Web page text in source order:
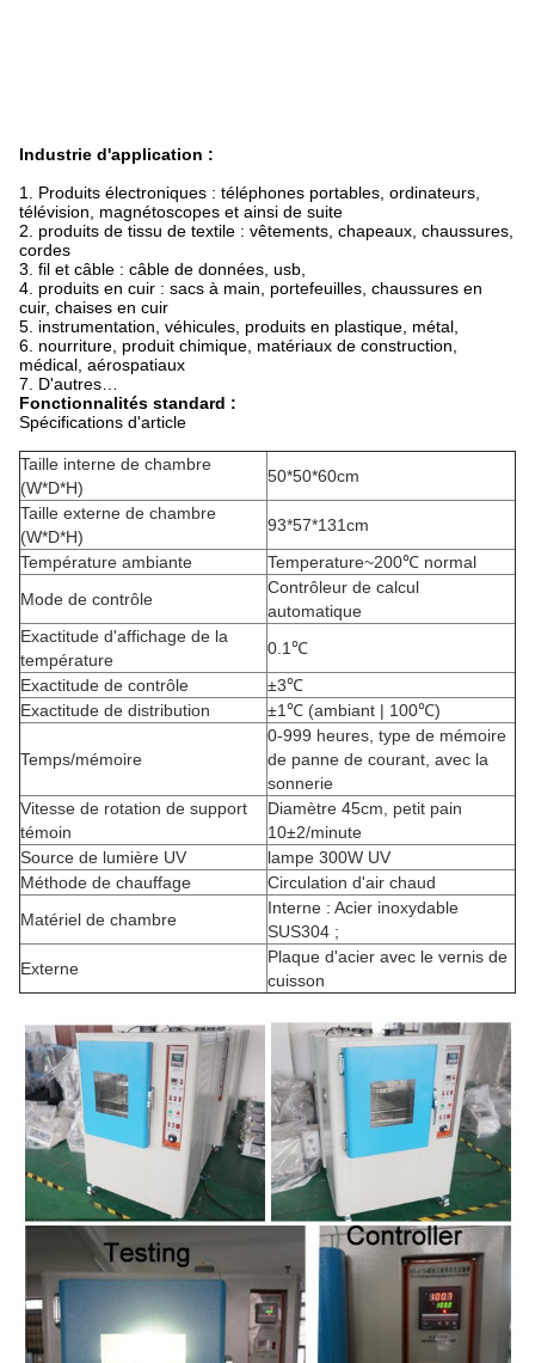
Industrie d'application :
1. Produits électroniques : téléphones portables, ordinateurs,
télévision, magnétoscopes et ainsi de suite
2. produits de tissu de textile : vêtements, chapeaux, chaussures,
cordes
3. fil et câble : câble de données, usb,
4. produits en cuir : sacs à main, portefeuilles, chaussures en
cuir, chaises en cuir
5. instrumentation, véhicules, produits en plastique, métal,
6. nourriture, produit chimique, matériaux de construction,
médical, aérospatiaux
7. D'autres…
Fonctionnalités standard :
Spécifications d'article
Taille interne de chambre
(W*D*H)
50*50*60cm
Taille externe de chambre
(W*D*H)
93*57*131cm
Température ambiante
Temperature~200℃ normal
Mode de contrôle
Contrôleur de calcul
automatique
Exactitude d'affichage de la
température
0.1℃
Exactitude de contrôle
±3℃
Exactitude de distribution
±1℃ (ambiant | 100℃)
Temps/mémoire
0-999 heures, type de mémoire
de panne de courant, avec la
sonnerie
Vitesse de rotation de support
témoin
Diamètre 45cm, petit pain
10±2/minute
Source de lumière UV
lampe 300W UV
Méthode de chauffage
Circulation d'air chaud
Matériel de chambre
Interne : Acier inoxydable
SUS304 ;
Externe
Plaque d'acier avec le vernis de
cuisson